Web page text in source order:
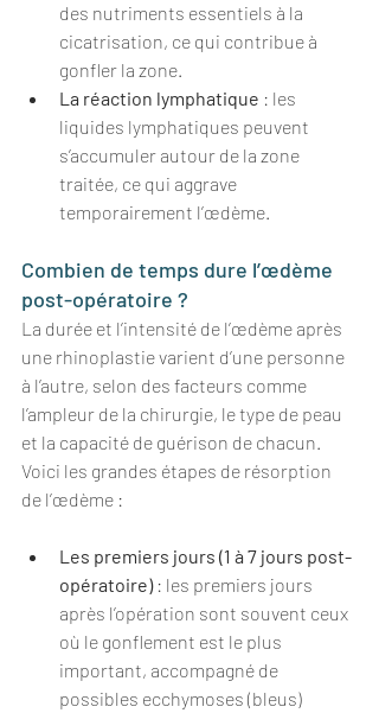
des nutriments essentiels à la
cicatrisation, ce qui contribue à
gonfler la zone.
La réaction lymphatique : les
liquides lymphatiques peuvent
s’accumuler autour de la zone
traitée, ce qui aggrave
temporairement l’œdème.
Combien de temps dure l’œdème
post-opératoire ?
La durée et l’intensité de l’œdème après
une rhinoplastie varient d’une personne
à l’autre, selon des facteurs comme
l’ampleur de la chirurgie, le type de peau
et la capacité de guérison de chacun.
Voici les grandes étapes de résorption
de l’œdème :
Les premiers jours (1 à 7 jours post-
opératoire) : les premiers jours
après l’opération sont souvent ceux
où le gonflement est le plus
important, accompagné de
possibles ecchymoses (bleus)